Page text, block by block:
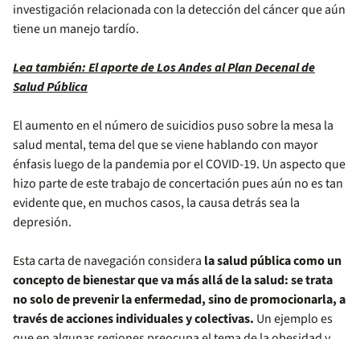
investigación relacionada con la detección del cáncer que aún
tiene un manejo tardío.
Lea también: El aporte de Los Andes al Plan Decenal de
Salud Pública
El aumento en el número de suicidios puso sobre la mesa la
salud mental, tema del que se viene hablando con mayor
énfasis luego de la pandemia por el COVID-19. Un aspecto que
hizo parte de este trabajo de concertación pues aún no es tan
evidente que, en muchos casos, la causa detrás sea la
depresión.
Esta carta de navegación considera la salud pública como un
concepto de bienestar que va más allá de la salud: se trata
no solo de prevenir la enfermedad, sino de promocionarla, a
través de acciones individuales y colectivas. Un ejemplo es